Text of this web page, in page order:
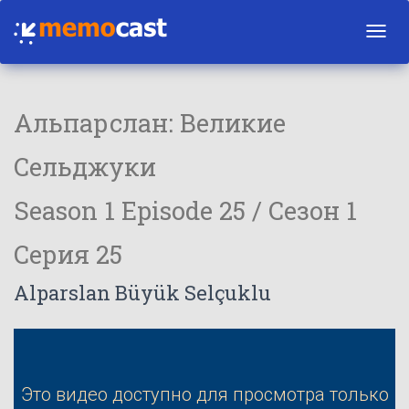
Альпарслан: Великие
Сельджуки
Season 1 Episode 25 / Сезон 1
Серия 25
Alparslan Büyük Selçuklu
Это видео доступно для просмотра только